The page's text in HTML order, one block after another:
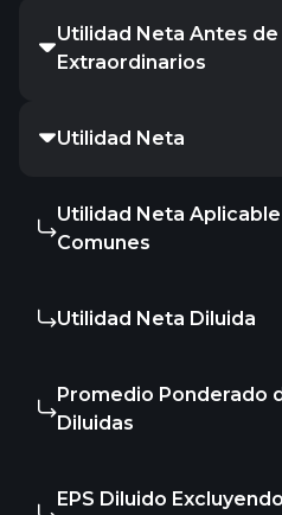
Utilidad Neta Antes
Extraordinarios
Utilidad Neta
Utilidad Neta
Comunes
Utilidad Neta Diluida
Promedio Ponderado
Diluidas
EPS Diluido